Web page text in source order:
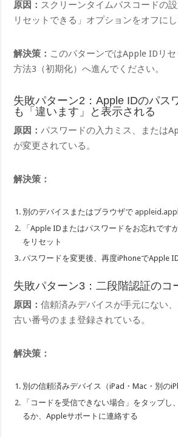
原因： スクリーンタイムパスコードの
リセットできる」オプションをオフにし
解決策： このパターンではApple IDリセ
方法3（初期化）へ進んでください。
失敗パターン2：Apple IDのパス
も「違います」と表示される
原因：パスワードの入力ミス、または
が変更されている。
解決策：
別のデバイスまたはブラウザで
「Apple IDまたはパスワードをお忘れです
をリセット
パスワードを変更後、再度iPhoneでApple
失敗パターン3：二段階認証のコ
原因：信頼済みデバイスが手元にない
古い番号のまま登録されている。
解決策：
別の信頼済みデバイス（iPad・Mac・別の
「コードを受信できない場合」をタップし
るか、Appleサポートに連絡する